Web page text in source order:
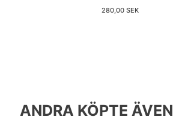
280,00 SEK
ANDRA KÖPTE ÄVEN